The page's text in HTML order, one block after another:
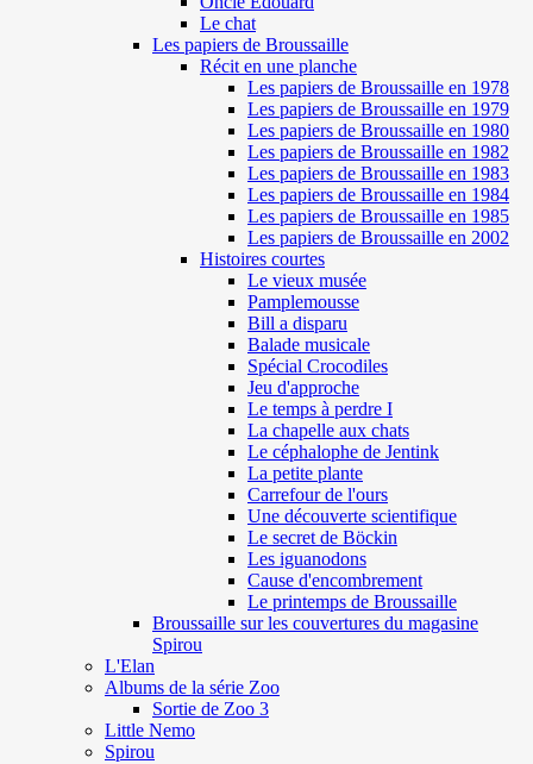
Le chat
Les papiers de Broussaille
Récit en une planche
Les papiers de Broussaille en 1978
Les papiers de Broussaille en 1979
Les papiers de Broussaille en 1980
Les papiers de Broussaille en 1982
Les papiers de Broussaille en 1983
Les papiers de Broussaille en 1984
Les papiers de Broussaille en 1985
Les papiers de Broussaille en 2002
Histoires courtes
Le vieux musée
Pamplemousse
Bill a disparu
Balade musicale
Spécial Crocodiles
Jeu d'approche
Le temps à perdre I
La chapelle aux chats
Le céphalophe de Jentink
La petite plante
Carrefour de l'ours
Une découverte scientifique
Le secret de Böckin
Les iguanodons
Cause d'encombrement
Le printemps de Broussaille
Broussaille sur les couvertures du magasine
Spirou
L'Elan
Albums de la série Zoo
Sortie de Zoo 3
Little Nemo
Spirou